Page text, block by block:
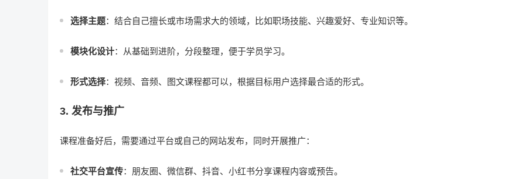
选择主题：结合自己擅长或市场需求大的领域，比如职场技能、兴趣爱好、专业知识等。
模块化设计：从基础到进阶，分段整理，便于学员学习。
形式选择：视频、音频、图文课程都可以，根据目标用户选择最合适的形式。
3. 发布与推广
课程准备好后，需要通过平台或自己的网站发布，同时开展推广：
社交平台宣传：朋友圈、微信群、抖音、小红书分享课程内容或预告。